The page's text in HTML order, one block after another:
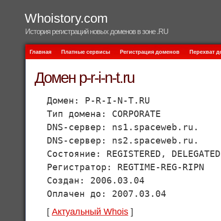
Whoistory.com
История регистраций новых доменов в зоне .RU
Главная Платные сервисы Регистрация доменов Перехват
Домен p-r-i-n-t.ru
Домен: P-R-I-N-T.RU
Тип домена: CORPORATE
DNS-сервер: ns1.spaceweb.ru.
DNS-сервер: ns2.spaceweb.ru.
Состояние: REGISTERED, DELEGATED
Регистратор: REGTIME-REG-RIPN
Создан: 2006.03.04
Оплачен до: 2007.03.04
[ Актуальный Whois ]